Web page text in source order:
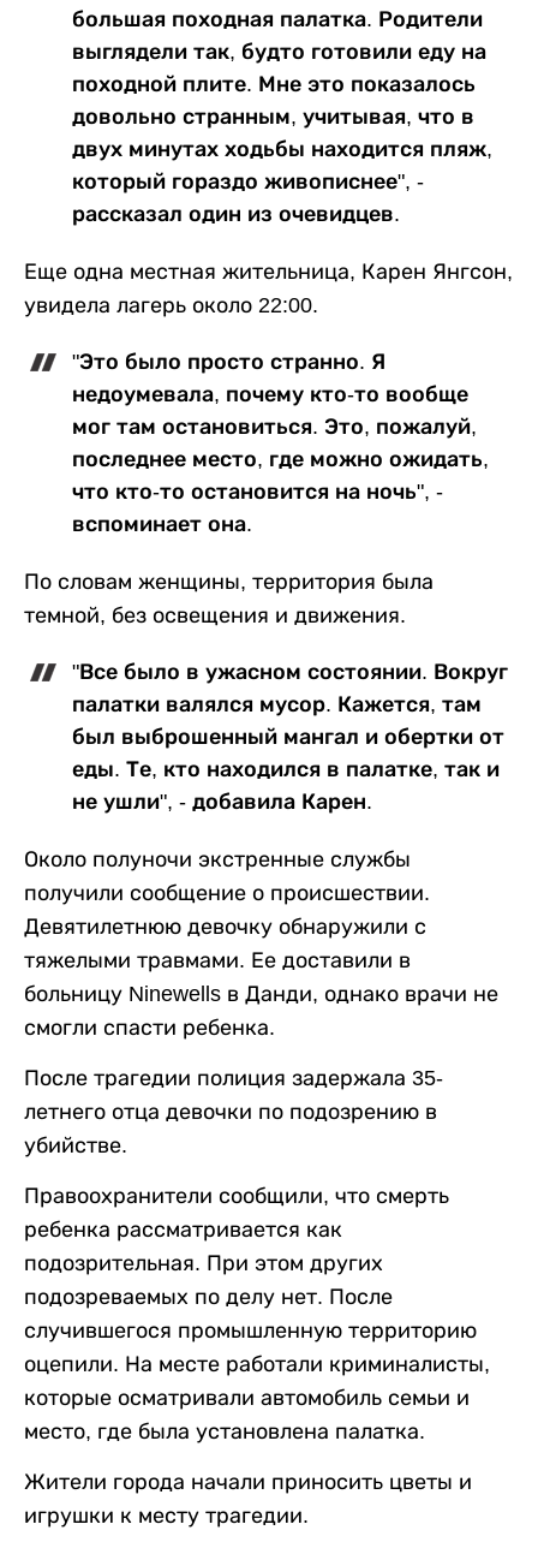
большая походная палатка. Родители
выглядели так, будто готовили еду на
походной плите. Мне это показалось
довольно странным, учитывая, что в
двух минутах ходьбы находится пляж,
который гораздо живописнее", -
рассказал один из очевидцев.
Еще одна местная жительница, Карен Янгсон,
увидела лагерь около 22:00.
"Это было просто странно. Я
недоумевала, почему кто-то вообще
мог там остановиться. Это, пожалуй,
последнее место, где можно ожидать,
что кто-то остановится на ночь", -
вспоминает она.
По словам женщины, территория была
темной, без освещения и движения.
"Все было в ужасном состоянии. Вокруг
палатки валялся мусор. Кажется, там
был выброшенный мангал и обертки от
еды. Те, кто находился в палатке, так и
не ушли", - добавила Карен.
Около полуночи экстренные службы
получили сообщение о происшествии.
Девятилетнюю девочку обнаружили с
тяжелыми травмами. Ее доставили в
больницу Ninewells в Данди, однако врачи не
смогли спасти ребенка.
После трагедии полиция задержала 35-
летнего отца девочки по подозрению в
убийстве.
Правоохранители сообщили, что смерть
ребенка рассматривается как
подозрительная. При этом других
подозреваемых по делу нет. После
случившегося промышленную территорию
оцепили. На месте работали криминалисты,
которые осматривали автомобиль семьи и
место, где была установлена палатка.
Жители города начали приносить цветы и
игрушки к месту трагедии.